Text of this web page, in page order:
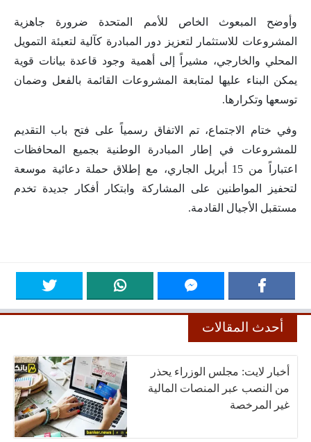
وأوضح المبعوث الخاص للأمم المتحدة ضرورة جاهزية
المشروعات للاستثمار لتعزيز دور المبادرة كآلية لتعبئة التمويل
المحلي والخارجي، مشيراً إلى أهمية وجود قاعدة بيانات قوية
يمكن البناء عليها لمتابعة المشروعات القائمة بالفعل وضمان
توسعها وتكرارها.
وفي ختام الاجتماع، تم الاتفاق رسمياً على فتح باب التقديم
للمشروعات في إطار المبادرة الوطنية بجميع المحافظات
اعتباراً من 15 أبريل الجاري، مع إطلاق حملة دعائية موسعة
لتحفيز المواطنين على المشاركة وابتكار أفكار جديدة تخدم
مستقبل الأجيال القادمة.
أحدث المقالات
أخبار لايت: مجلس الوزراء يحذر
من النصب عبر المنصات المالية
غير المرخصة